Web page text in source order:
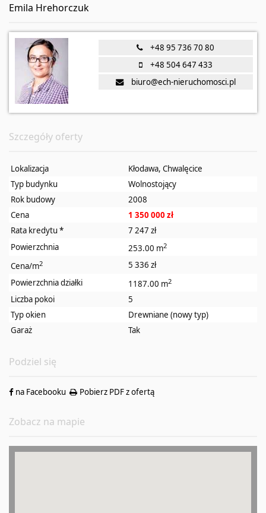
Emila Hrehorczuk
+48 95 736 70 80
+48 504 647 433
biuro@ech-nieruchomosci.pl
Szczegóły oferty
Lokalizacja
Kłodawa, Chwalęcice
Typ budynku
Wolnostojący
Rok budowy
2008
Cena
1 350 000 zł
Rata kredytu*
7 247 zł
Powierzchnia
253.00 m2
Cena/m2
5 336 zł
Powierzchnia działki
1187.00 m2
Liczba pokoi
5
Typ okien
Drewniane (nowy typ)
Garaż
Tak
Podziel się
na Facebooku Pobierz PDF z ofertą
Zobacz na mapie